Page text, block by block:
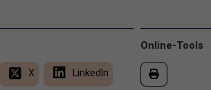
Online-Tools
X LinkedIn